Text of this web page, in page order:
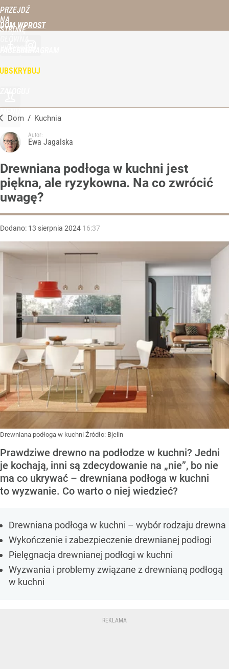
PRZEJDŹ
NA
STRONĘ
DOM WPROST
Dom / Kuchnia
Autor:
Ewa Jagalska
Drewniana podłoga w kuchni jest
piękna, ale ryzykowna. Na co zwrócić
uwagę?
Dodano: 13 sierpnia 2024 16:37
Drewniana podłoga w kuchni Źródło: Bjelin
Prawdziwe drewno na podłodze w kuchni? Jedni
je kochają, inni są zdecydowanie na „nie”, bo nie
ma co ukrywać – drewniana podłoga w kuchni
to wyzwanie. Co warto o niej wiedzieć?
Drewniana podłoga w kuchni – wybór rodzaju drewna
Wykończenie i zabezpieczenie drewnianej podłogi
Pielęgnacja drewnianej podłogi w kuchni
Wyzwania i problemy związane z drewnianą podłogą
w kuchni